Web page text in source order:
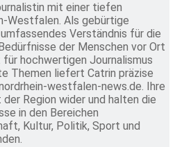
mit einer tiefen
Westfalen. Als gebürtige
Verständnis für die
der Menschen vor Ort
hochwertigen Journalismus
Themen liefert Catrin präzise
westfalen-news.de. Ihre
Region wider und halten die
in den Bereichen
Kultur, Politik, Sport und